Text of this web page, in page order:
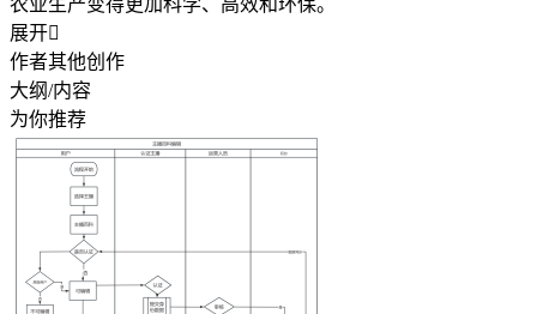
展开
作者其他创作
大纲/内容
为你推荐